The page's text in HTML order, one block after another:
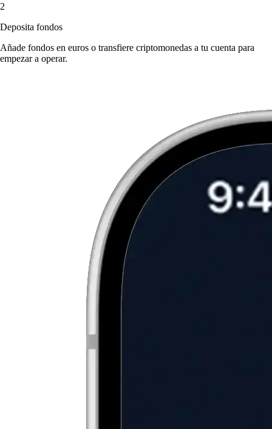
2
Deposita fondos
Añade fondos en euros o transfiere criptomonedas a tu cuenta para
empezar a operar.